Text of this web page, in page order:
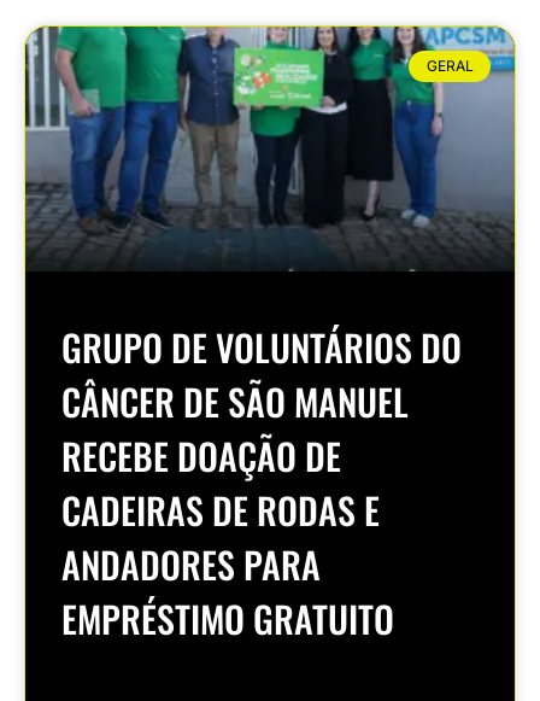
GERAL
GRUPO DE VOLUNTÁRIOS DO
CÂNCER DE SÃO MANUEL
RECEBE DOAÇÃO DE
CADEIRAS DE RODAS E
ANDADORES PARA
EMPRÉSTIMO GRATUITO